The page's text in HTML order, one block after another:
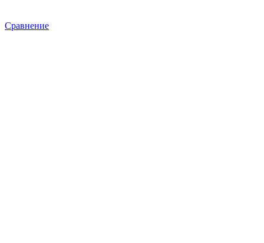
Сравнение